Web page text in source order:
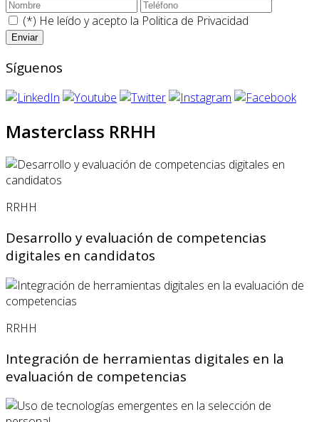
(*) He leído y acepto la Politica de Privacidad
Síguenos
Masterclass RRHH
RRHH
Desarrollo y evaluación de competencias
digitales en candidatos
RRHH
Integración de herramientas digitales en la
evaluación de competencias